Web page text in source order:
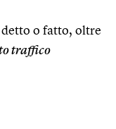
detto o fatto, oltre
traffico